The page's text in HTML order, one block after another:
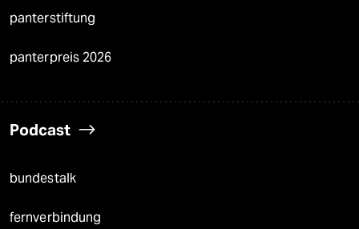
panterstiftung
panterpreis 2026
Podcast
bundestalk
fernverbindung